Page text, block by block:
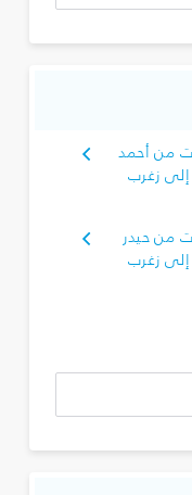
من أحمد
إلى زغرب
من حيدر
إلى زغرب